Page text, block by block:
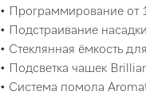
• Программирование от
• Подстраивание
• Стеклянная ёмкость
• Подсветка чашек
• Система помола